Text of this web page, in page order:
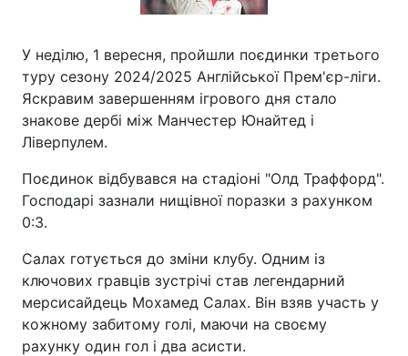
У неділю, 1 вересня, пройшли поєдинки третього
туру сезону 2024/2025 Англійської Прем'єр-ліги.
Яскравим завершенням ігрового дня стало
знакове дербі між Манчестер Юнайтед і
Ліверпулем.
Поєдинок відбувався на стадіоні "Олд Траффорд".
Господарі зазнали нищівної поразки з рахунком
0:3.
Салах готується до зміни клубу. Одним із
ключових гравців зустрічі став легендарний
мерсисайдець Мохамед Салах. Він взяв участь у
кожному забитому голі, маючи на своєму
рахунку один гол і два асисти.